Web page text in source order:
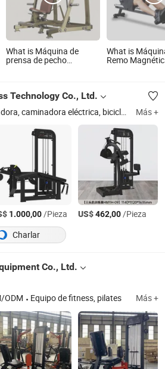
What is Máquina de
prensa de pecho
What is
Remo
Technology Co., Ltd.
Caminadora curva, escaladora, caminadora eléctrica, bicicleta de aire, máquina de remo, máquina de esquí, bicicleta magnética, equipo deportivo, equipo de gimnasio, equipo para el hogar Más +
1.000,00/Pieza US$462,00/Pieza
Charlar
Co., Ltd.
ODM Equipo de fitness, pilates Más +